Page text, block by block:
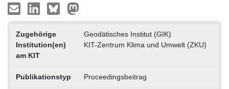
Zugehörige
Institution(en)
am KIT
Geodätisches Institut (GIK)
KIT-Zentrum Klima und Umwelt (ZKU)
Publikationstyp Proceedingsbeitrag